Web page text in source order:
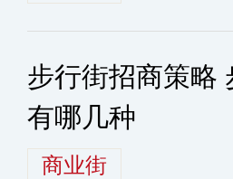
步行街招商策略
有哪几种
商业街